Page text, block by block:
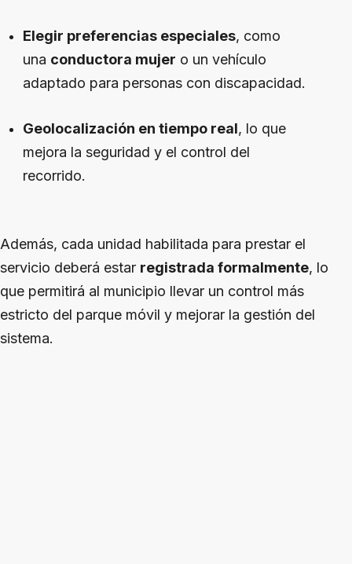
Elegir preferencias especiales, como
una conductora mujer o un vehículo
adaptado para personas con discapacidad.
Geolocalización en tiempo real, lo que
mejora la seguridad y el control del
recorrido.
Además, cada unidad habilitada para prestar el
servicio deberá estar registrada formalmente, lo
que permitirá al municipio llevar un control más
estricto del parque móvil y mejorar la gestión del
sistema.